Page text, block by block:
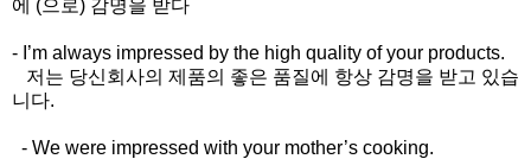
에 (으로) 감명을 받다
- I’m always impressed by the high quality of your products.
저는 당신회사의 제품의 좋은 품질에 항상 감명을 받고 있습
니다.
- We were impressed with your mother’s cooking.